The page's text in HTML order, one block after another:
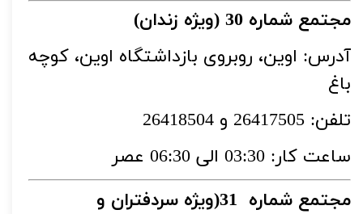
مجتمع شماره 30 (ویژه زندان)
آدرس: اوین، روبروی بازداشتگاه اوین، کوچه
باغ
تلفن: 26417505 و 26418504
ساعت کار: 03:30 الی 06:30 عصر
مجتمع شماره 31(ویژه سردفتران و